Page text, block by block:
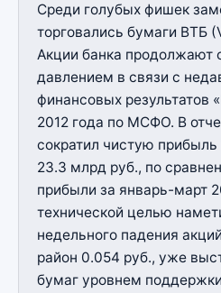
Среди голубых фишек
торговались бумаги ВТБ
Акции банка продолжают
давлением в связи с
финансовых результатов
2012 года по МСФО. В
сократил чистую прибыль
23.3 млрд руб., по
прибыли за январь-март
технической целью
недельного падения
район 0.054 руб., уже
бумаг уровнем